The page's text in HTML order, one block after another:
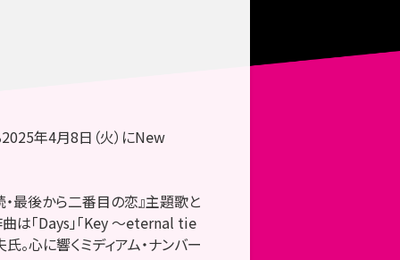
年4月8日（火）にNew
・最後から二番目の恋』主題歌と
は「Days」「Key ～eternal tie
。心に響くミディアム・ナンバー